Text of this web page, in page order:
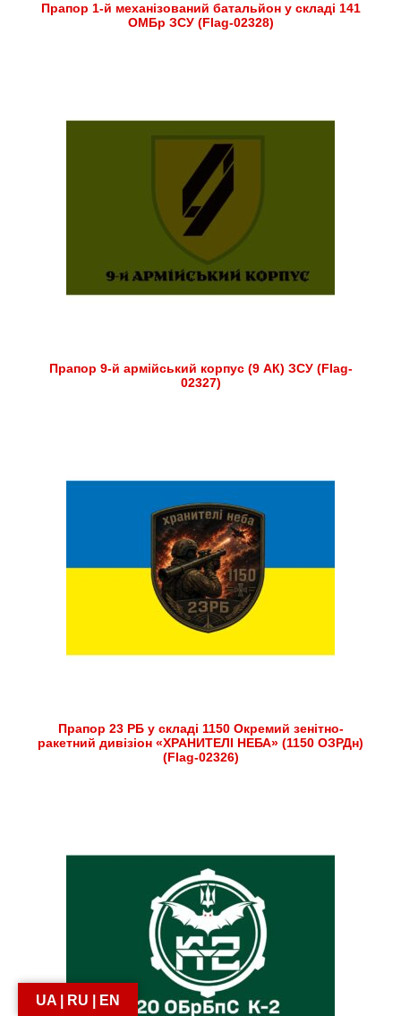
Прапор 1-й механізований батальйон у складі 141
ОМБр ЗСУ (Flag-02328)
Прапор 9-й армійський корпус (9 АК) ЗСУ (Flag-
02327)
Прапор 23 РБ у складі 1150 Окремий зенітно-
ракетний дивізіон «ХРАНИТЕЛІ НЕБА» (1150 ОЗРДн)
(Flag-02326)
UA | RU | EN